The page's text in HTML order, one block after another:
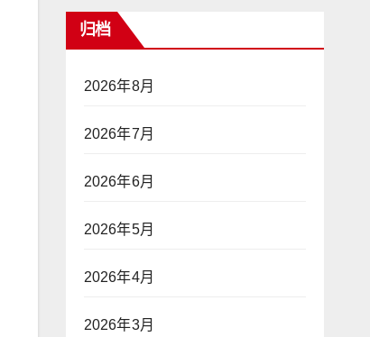
归档
2026年8月
2026年7月
2026年6月
2026年5月
2026年4月
2026年3月